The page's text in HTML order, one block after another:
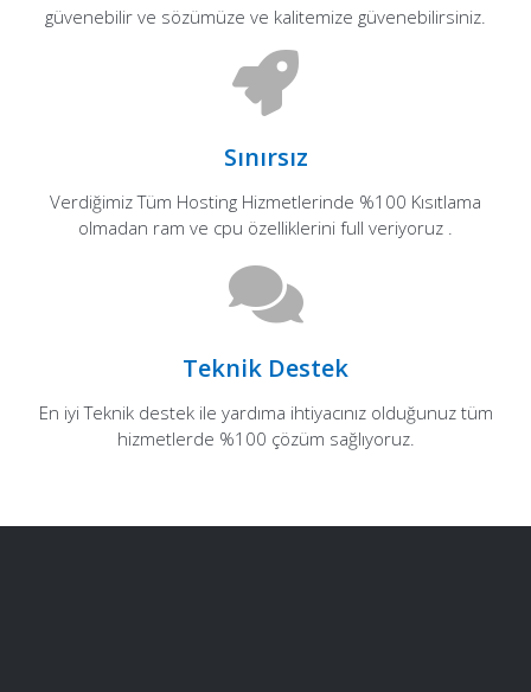
güvenebilir ve sözümüze ve kalitemize güvenebilirsiniz.
Sınırsız
Verdiğimiz Tüm Hosting Hizmetlerinde %100 Kısıtlama
olmadan ram ve cpu özelliklerini full veriyoruz .
Teknik Destek
En iyi Teknik destek ile yardıma ihtiyacınız olduğunuz tüm
hizmetlerde %100 çözüm sağlıyoruz.